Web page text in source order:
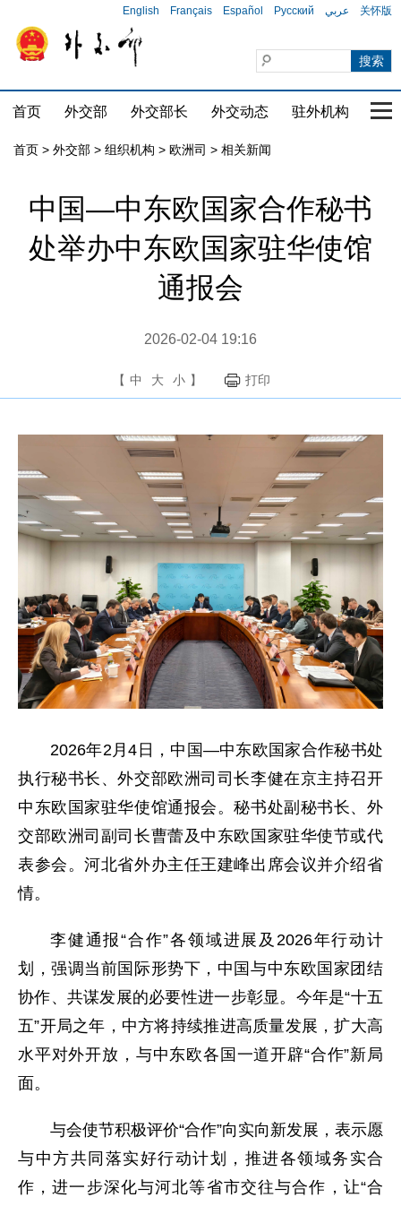
English Français Español Русский عربي 关怀版
首页 外交部 外交部长 外交动态 驻外机构 国
首页 > 外交部 > 组织机构 > 欧洲司 > 相关新闻
中国—中东欧国家合作秘书
处举办中东欧国家驻华使馆
通报会
2026-02-04 19:16
【 中 大 小 】 打印
2026年2月4日，中国—中东欧国家合作秘书处
执行秘书长、外交部欧洲司司长李健在京主持召开
中东欧国家驻华使馆通报会。秘书处副秘书长、外
交部欧洲司副司长曹蕾及中东欧国家驻华使节或代
表参会。河北省外办主任王建峰出席会议并介绍省
情。
李健通报“合作”各领域进展及2026年行动计
划，强调当前国际形势下，中国与中东欧国家团结
协作、共谋发展的必要性进一步彰显。今年是“十五
五”开局之年，中方将持续推进高质量发展，扩大高
水平对外开放，与中东欧各国一道开辟“合作”新局
面。
与会使节积极评价“合作”向实向新发展，表示愿
与中方共同落实好行动计划，推进各领域务实合
作，进一步深化与河北等省市交往与合作，让“合